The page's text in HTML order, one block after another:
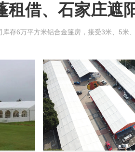
租借、石家庄遮
库存6万平方米铝合金篷房，接受3米、5